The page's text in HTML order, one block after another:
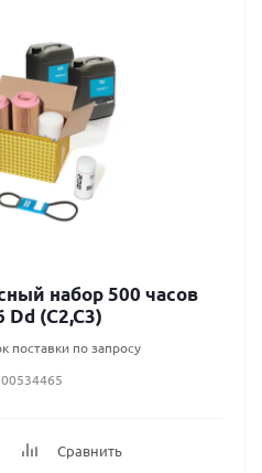
набор 500 часов
Dd (C2,C3)
поставки по запросу
Сравнить